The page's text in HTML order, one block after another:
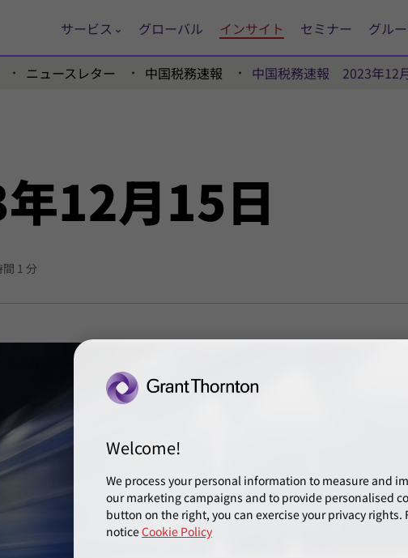
サービス グローバル インサイト セミナー グル
ニュースレター 中国税務速報 中国税務速報 2023年12
12月15日
1 分
Welcome!
We process your personal information to measure and
our marketing campaigns and to provide personalised
button on the right, you can exercise your privacy
noticeCookie Policy